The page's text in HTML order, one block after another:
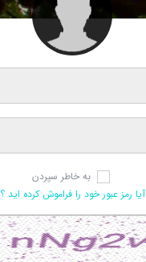
به خاطر سپردن
آیا رمز عبور خود را فراموش کرده اید ؟